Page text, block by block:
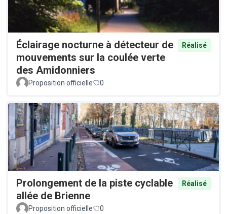
Éclairage nocturne à détecteur de
mouvements sur la coulée verte
des Amidonniers
Réalisé
Proposition officielle 0
Prolongement de la piste cyclable
allée de Brienne
Réalisé
Proposition officielle 0